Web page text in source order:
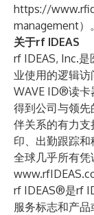
https://
management）。
关于rf IDEAS
rf IDEAS, Inc.
业使用的逻辑
WAVE ID®读卡
得到公司与领
伴关系的有力
印、出勤跟踪
全球几乎所有凭
rf IDEAS®是rf
服务标志和产品